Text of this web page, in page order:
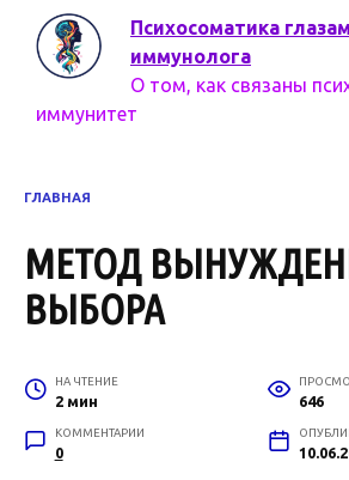
Психосоматика
иммунолога
О том, как связаны
иммунитет
ГЛАВНАЯ
МЕТОД
ВЫБОРА
НА ЧТЕНИЕ
2 мин 646
КОММЕНТАРИИ
0